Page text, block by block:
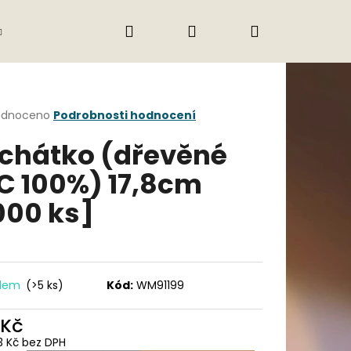
Obchodní podmínky
Přihlášení
Podrobnosti hodnocení
(dřevěné
100%) 17,8cm
ks]
(>5 ks) Kód: WM91199
Kč bez DPH
Následující